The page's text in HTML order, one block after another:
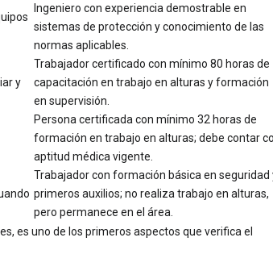
Ingeniero con experiencia demostrable en
sistemas de protección y conocimiento de las
normas aplicables.
y
Trabajador certificado con mínimo 80 horas de
capacitación en trabajo en alturas y formación
en supervisión.
Persona certificada con mínimo 32 horas de
formación en trabajo en alturas; debe contar
aptitud médica vigente.
Trabajador con formación básica en seguridad
primeros auxilios; no realiza trabajo en alturas,
pero permanece en el área.
es uno de los primeros aspectos que verifica el